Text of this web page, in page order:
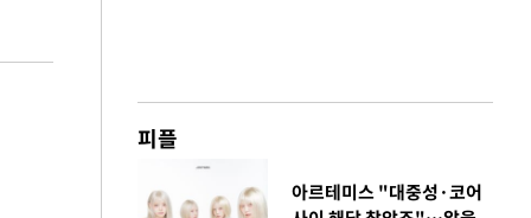
피플
아르테미스 "대중성·코어